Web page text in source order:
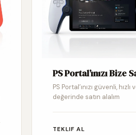
PS Portal’ınızı Bize
PS Portal’ınızı güvenli, hızlı
değerinde satın alalım
TEKLIF AL